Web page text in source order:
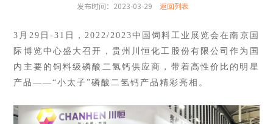
发布时间：2023-03-29 返回列表
3月29日-31日，2022/2023中国饲料工业展览会在南京国
际博览中心盛大召开，贵州川恒化工股份有限公司作为国
内主要的饲料级磷酸二氢钙供应商，带着高性价比的明星
产品——“小 太子”磷酸二氢钙产品精彩亮相。